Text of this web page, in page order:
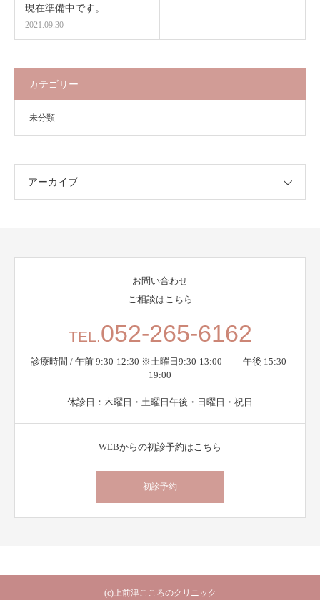
現在準備中です。
2021.09.30
カテゴリー
未分類
アーカイブ
お問い合わせ
ご相談はこちら
TEL.052-265-6162
診療時間 / 午前 9:30-12:30 ※土曜日9:30-13:00 午後 15:30-
19:00
休診日：木曜日・土曜日午後・日曜日・祝日
WEBからの初診予約はこちら
初診予約
(c)上前津こころのクリニック